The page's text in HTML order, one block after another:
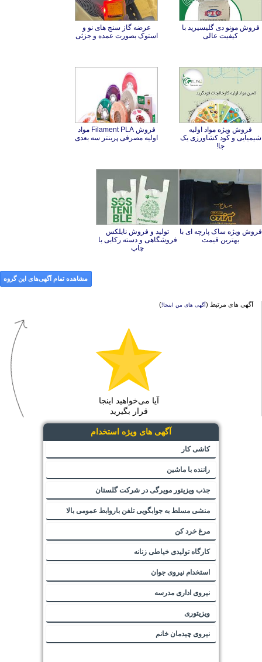
فروش مونو دی گلیسیرید با
کیفیت عالی
عرضه گاز سنج های نو و
استوک بصورت عمده و جزئی
فروش ویژه مواد اولیه
شیمیایی و کود کشاورزی یک
جا!
فروش Filament PLA مواد
اولیه مصرفی پرینتر سه بعدی
فروش ویژه ساک پارچه ای با
بهترین قیمت
تولید و فروش نایلکس
فروشگاهی و دسته رکابی با
چاپ
مشاهده تمام آگهی‌های این گروه
آگهی های مرتبط (آگهی های من اینجا!)
آیا می‌خواهید اینجا
قرار بگیرید
آگهی های ویژه استخدام
کاشی کار
راننده با ماشین
جذب ویزیتور مویرگی در شرکت گلستان
منشی مسلط به جوابگویی تلفن باروابط عمومی بالا
مرغ خرد کن
کارگاه تولیدی خیاطی زنانه
استخدام نیروی جوان
نیروی اداری مدرسه
ویزیتوری
نیروی چیدمان خانم